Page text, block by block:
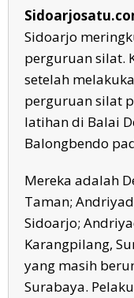
Sidoarjo
perguruan silat.
setelah
perguruan silat
latihan di Balai
Balongbendo
Mereka adalah
Taman;
Sidoarjo;
Karangpilang,
yang masih
Surabaya.